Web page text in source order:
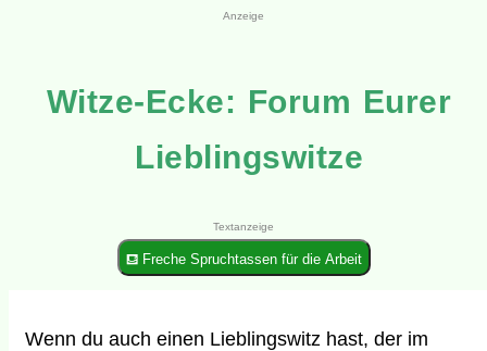
Anzeige
Witze-Ecke: Forum Eurer
Lieblingswitze
Textanzeige
⛾ Freche Spruchtassen für die Arbeit
Wenn du auch einen Lieblingswitz hast, der im